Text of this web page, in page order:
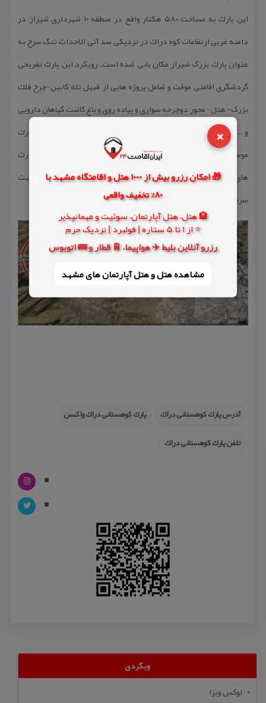
×
🎁 امکان رزرو بیش از 1000 هتل و اقامتگاه مشهد با
80% تخفیف واقعی
🏨 هتل، هتل آپارتمان، سوئیت و مهمانپذیر
⭐ از 1 تا 5 ستاره | فولبرد | نزدیک حرم
رزرو آنلاین بلیط ✈️ هواپیما، 🚆 قطار و 🚌 اتوبوس
مشاهده هتل و هتل‌ آپارتمان های مشهد
این پارك به مساحت ۵۸۰ هكتار واقع در منطقه ۱۰ شهرداری شیراز در
دامنه غربی ارتفاعات كوه دراك در نزدیكی سد آتی الاحداث تنگ سرخ به
عنوان پارك بزرگ شیراز مكان یابی شده است. رویكرد این پارك تفریحی
گردشگری اقامتی موقت و شامل پروژه هایی از قبیل تله كابین-چرخ فلك
بزرگ- هتل- محور دوچرخه سواری و پیاده روی و باغ كاشت گیاهان دارویی
و … تعریف شده و در حال طراحی می باشد. با توجه به نزدیكی محل پارك
موصوف به شهر شیراز و موقعیت طبیعی توپوگرافی اطراف آن یكی از پارك
های منحصر به فرد در كشور می باشد و دارای پتانسیل های خوبی جهت
سرمایه گذاری می باشد.
آدرس پارك كوهستانی دراك
پارك كوهستانی دراك واكسن
تلفن پارك كوهستانی دراك
وبگردی
لوکس ویزا